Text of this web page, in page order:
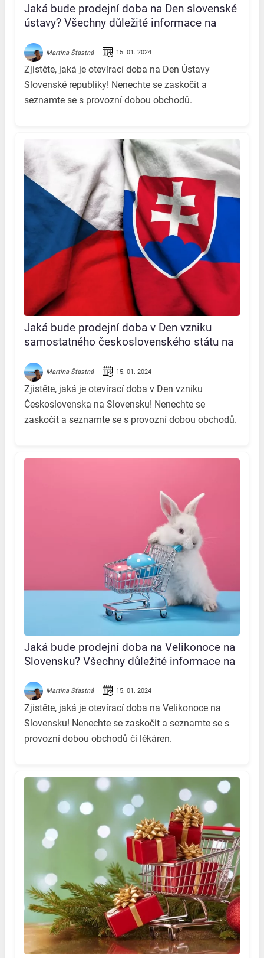
Jaká bude prodejní doba na Den slovenské
ústavy? Všechny důležité informace na
Martina Šťastná 15. 01. 2024
Zjistěte, jaká je otevírací doba na Den Ústavy
Slovenské republiky! Nenechte se zaskočit a
seznamte se s provozní dobou obchodů.
Jaká bude prodejní doba v Den vzniku
samostatného československého státu na
jednom místě!
Martina Šťastná 15. 01. 2024
Zjistěte, jaká je otevírací doba v Den vzniku
Československa na Slovensku! Nenechte se
zaskočit a seznamte se s provozní dobou obchodů.
Jaká bude prodejní doba na Velikonoce na
Slovensku? Všechny důležité informace na
Martina Šťastná 15. 01. 2024
Zjistěte, jaká je otevírací doba na Velikonoce na
Slovensku! Nenechte se zaskočit a seznamte se s
provozní dobou obchodů či lékáren.